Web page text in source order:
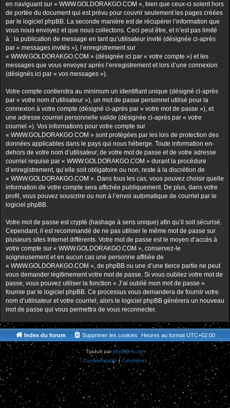
en naviguant sur « WWW.GOLDORAKGO.COM », bien que ceux-ci soient hors
de portée du document qui est prévu pour couvrir seulement les pages créées
par le logiciel phpBB. La seconde manière est de récupérer l’information que
vous nous envoyez et que nous collectons. Ceci peut être, et n’est pas limité
à : la publication de message en tant qu’utilisateur invité (désignée ci-après
par « messages invités »), l’enregistrement sur
« WWW.GOLDORAKGO.COM » (désignée ici par « votre compte ») et les
messages que vous envoyez après l’enregistrement et lors d’une connexion
(désignés ici par « vos messages »).
Votre compte contiendra au minimum un identifiant unique (désigné ci-après
par « votre nom d’utilisateur »), un mot de passe personnel utilisé pour la
connexion à votre compte (désigné ci-après par « votre mot de passe »), et
une adresse courriel personnelle valide (désignée ci-après par « votre
courriel »). Vos informations pour votre compte sur
« WWW.GOLDORAKGO.COM » sont protégées par les lois de protection des
données applicables dans le pays qui nous héberge. Toute information en-
dehors de votre nom d’utilisateur, de votre mot de passe et de votre adresse
courriel requise par « WWW.GOLDORAKGO.COM » durant la procédure
d’enregistrement, qu’elle soit obligatoire ou non, reste à la discrétion de
« WWW.GOLDORAKGO.COM ». Dans tous les cas, vous pouvez choisir quelle
information de votre compte sera affichée publiquement. De plus, dans votre
profil, vous pouvez souscrire ou non à l’envoi automatique de courriel par le
logiciel phpBB.
Votre mot de passe est crypté (hashage à sens unique) afin qu’il soit sécurisé.
Cependant, il est recommandé de ne pas utiliser le même mot de passe sur
plusieurs sites Internet différents. Votre mot de passe est le moyen d’accès à
votre compte sur « WWW.GOLDORAKGO.COM », conservez-le
soigneusement et en aucun cas une personne affiliée de
« WWW.GOLDORAKGO.COM », de phpBB ou une d’une tierce partie ne peut
vous demander légitimement votre mot de passe. Si vous oubliez votre mot de
passe, vous pouvez utiliser la fonction « J’ai oublié mon mot de passe »
fournie par le logiciel phpBB. Ce processus vous demandera de fournir votre
nom d’utilisateur et votre courriel, alors le logiciel phpBB générera un nouveau
mot de passe qui vous permettra de vous reconnecter.
Index du forum Heures au format UTC+02:00
Supprimer les cookies
Traduit parphpBB-fr.com
Confidentialité | Conditions